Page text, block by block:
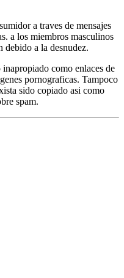
a traves de mensajes
a los miembros masculinos
debido a la desnudez.
como enlaces de
pornograficas. Tampoco
sido copiado asi­ como
spam.